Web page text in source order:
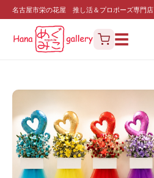
名古屋市栄の花屋 推し活＆プロポーズ専門店
☰